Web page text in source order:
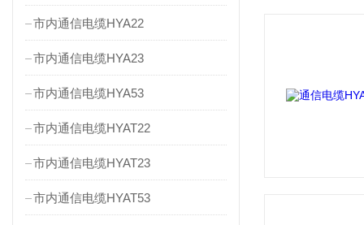
市内通信电缆HYA22
市内通信电缆HYA23
市内通信电缆HYA53
市内通信电缆HYAT22
市内通信电缆HYAT23
市内通信电缆HYAT53